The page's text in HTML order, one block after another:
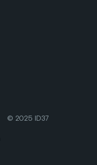
© 2025 ID37